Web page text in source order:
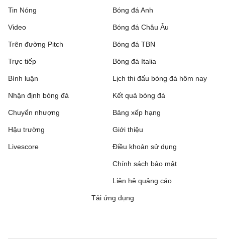
Tin Nóng
Video
Trên đường Pitch
Trực tiếp
Bóng đá Anh
Bóng đá Châu Âu
Bóng đá TBN
Bóng đá Italia
Bình luận
Nhận định bóng đá
Chuyển nhượng
Hậu trường
Livescore
Lịch thi đấu bóng đá hôm nay
Kết quả bóng đá
Bảng xếp hạng
Giới thiệu
Điều khoản sử dụng
Chính sách bảo mật
Liên hệ quảng cáo
Tải ứng dụng